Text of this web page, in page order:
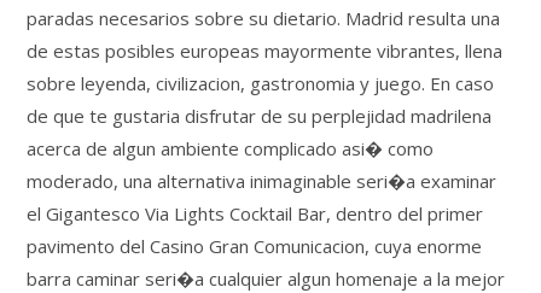
paradas necesarios sobre su dietario. Madrid resulta una
de estas posibles europeas mayormente vibrantes, llena
sobre leyenda, civilizacion, gastronomia y juego. En caso
de que te gustaria disfrutar de su perplejidad madrilena
acerca de algun ambiente complicado asi� como
moderado, una alternativa inimaginable seri�a examinar
el Gigantesco Via Lights Cocktail Bar, dentro del primer
pavimento del Casino Gran Comunicacion, cuya enorme
barra caminar seri�a cualquier algun homenaje a la mejor